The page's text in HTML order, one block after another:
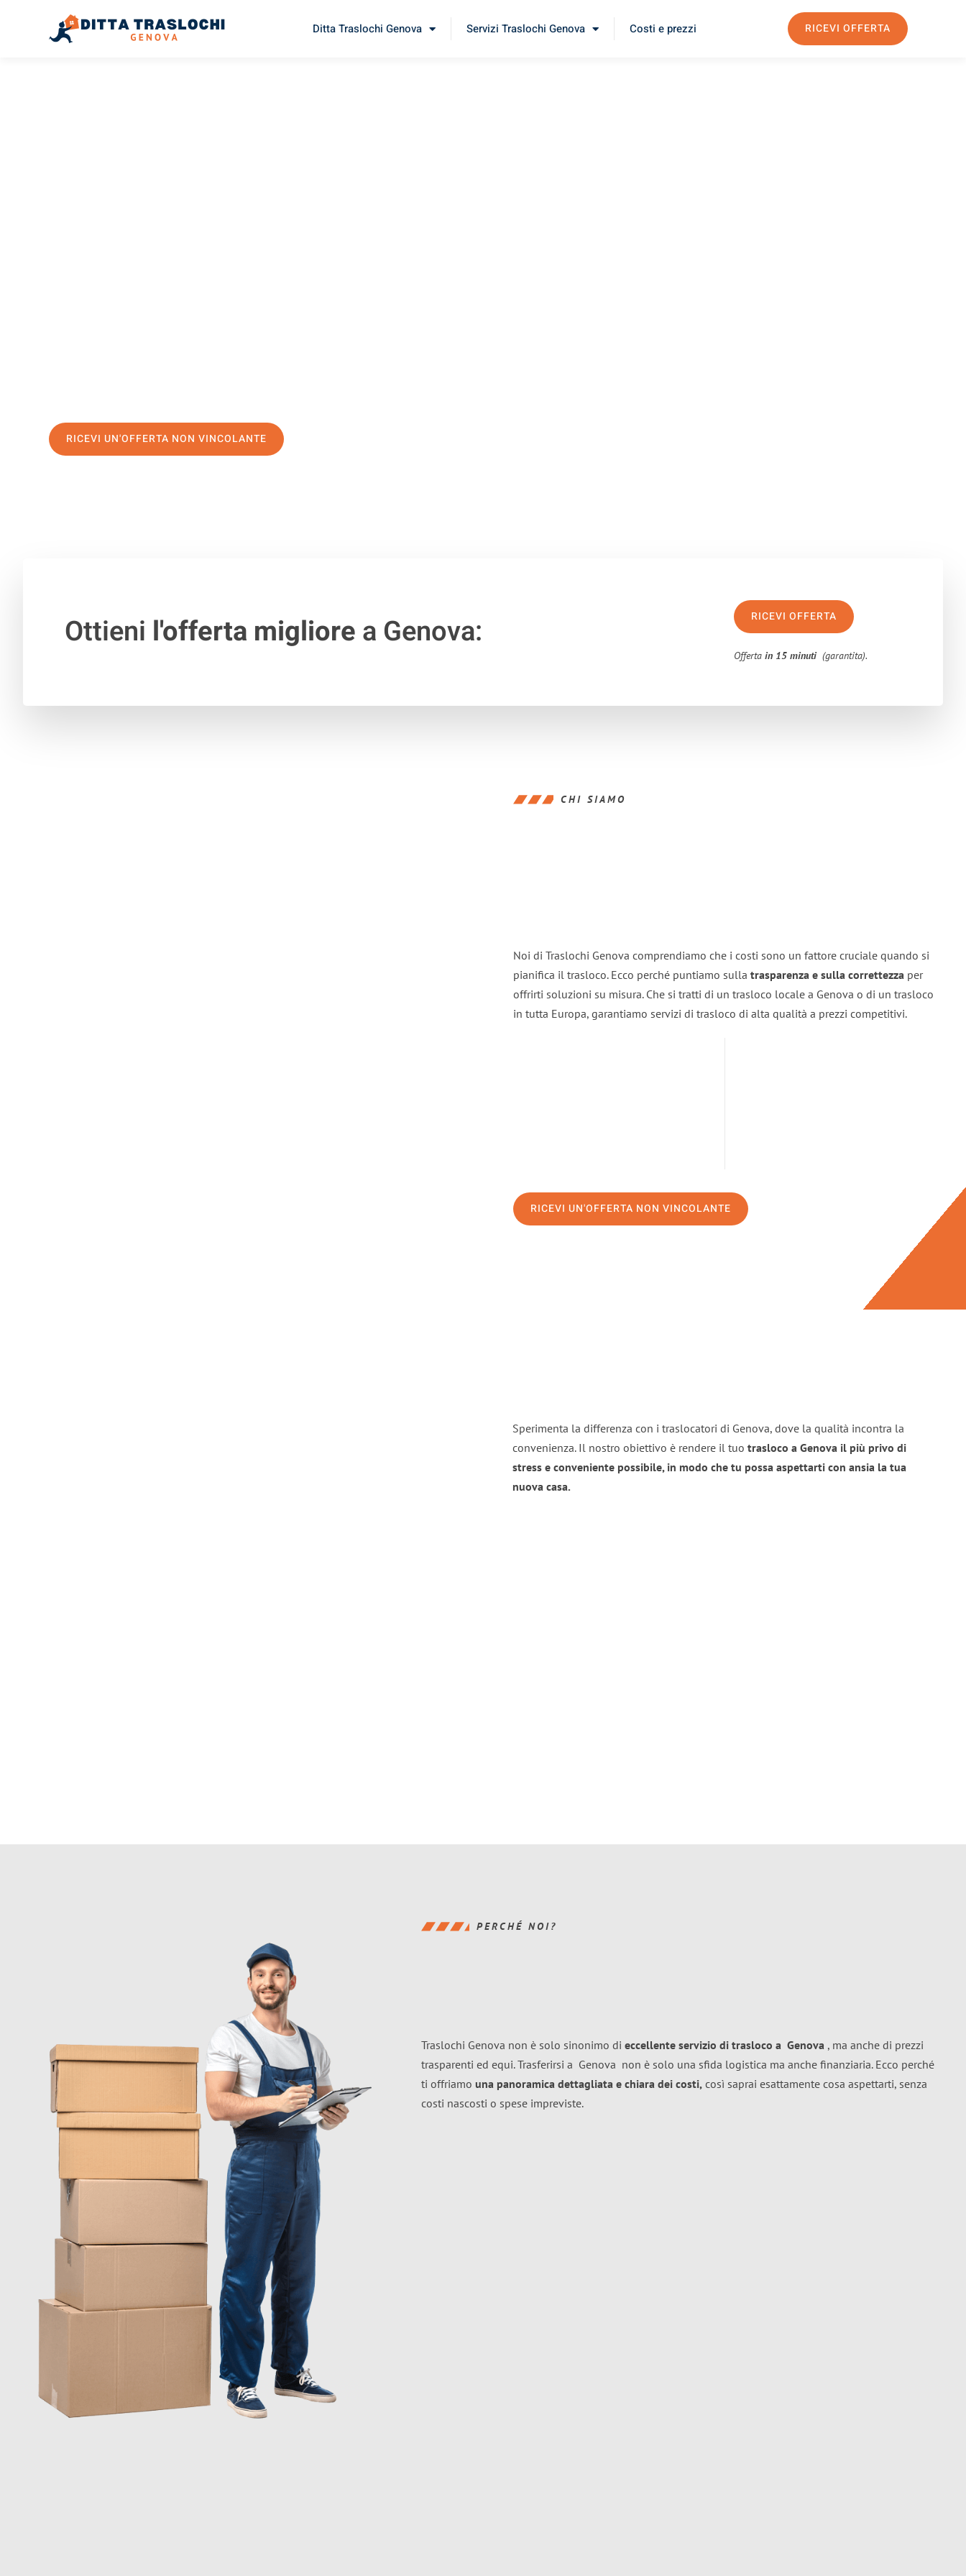
Ditta Traslochi Genova Servizi Traslochi Genova Costi e prezzi RICEVI OFFERTA
RICEVI UN'OFFERTA NON VINCOLANTE
Ottieni l'offerta migliorea Genova: RICEVI OFFERTA
Offertain 15 minuti (garantita).
CHI SIAMO
Noi di Traslochi Genova comprendiamo che i costi sono un fattore cruciale quando si
pianifica il trasloco. Ecco perché puntiamo sulla trasparenza e sulla correttezza per
offrirti soluzioni su misura. Che si tratti di un trasloco locale a Genova o di un trasloco
in tutta Europa, garantiamo servizi di trasloco di alta qualità a prezzi competitivi.
RICEVI UN'OFFERTA NON VINCOLANTE
Sperimenta la differenza con i traslocatori di Genova, dove la qualità incontra la
convenienza. Il nostro obiettivo è rendere il tuo trasloco a Genova il più privo di
stress e conveniente possibile, in modo che tu possa aspettarti con ansia la tua
nuova casa.
PERCHÉ NOI?
Traslochi Genova non è solo sinonimo di eccellente servizio di trasloco a Genova , ma anche di prezzi
trasparenti ed equi. Trasferirsi a Genova non è solo una sfida logistica ma anche finanziaria. Ecco perché
ti offriamo una panoramica dettagliata e chiara dei costi, così saprai esattamente cosa aspettarti, senza
costi nascosti o spese impreviste.